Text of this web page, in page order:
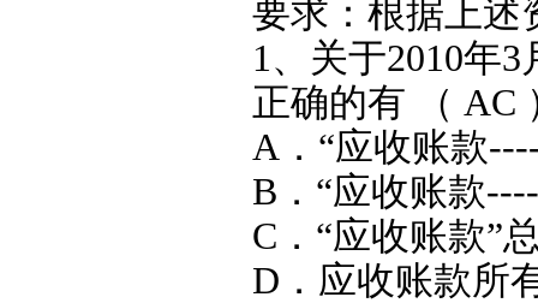
要求：根据上述
1、关于2010年
正确的有 （
A．“应收账款
B．“应收账款
C．“应收账款”
D．应收账款所